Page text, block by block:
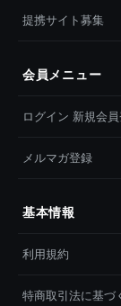
提携サイト募集
会員メニュー
ログイン 新規会
メルマガ登録
基本情報
利用規約
特商取引法に基づ